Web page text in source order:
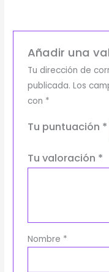
Añadir una
Tu dirección de
publicada. Los
con *
Tu puntuación *
Tu valoración *
Nombre *